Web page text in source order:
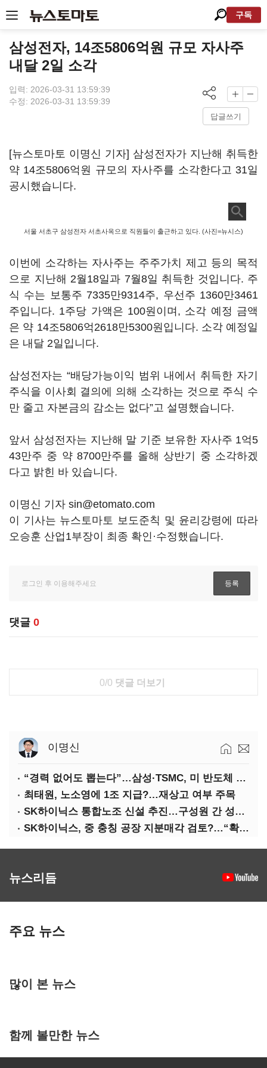
구독
삼성전자, 14조5806억원 규모 자사주
내달 2일 소각
입력: 2026-03-31 13:59:39
수정: 2026-03-31 13:59:39
답글쓰기
[뉴스토마토 이명신 기자] 삼성전자가 지난해 취득한
약 14조5806억원 규모의 자사주를 소각한다고 31일
공시했습니다.
서울 서초구 삼성전자 서초사옥으로 직원들이 출근하고 있다. (사진=뉴시스)
이번에 소각하는 자사주는 주주가치 제고 등의 목적
으로 지난해 2월18일과 7월8일 취득한 것입니다. 주
식 수는 보통주 7335만9314주, 우선주 1360만3461
주입니다. 1주당 가액은 100원이며, 소각 예정 금액
은 약 14조5806억2618만5300원입니다. 소각 예정일
은 내달 2일입니다.
삼성전자는 “배당가능이익 범위 내에서 취득한 자기
주식을 이사회 결의에 의해 소각하는 것으로 주식 수
만 줄고 자본금의 감소는 없다”고 설명했습니다.
앞서 삼성전자는 지난해 말 기준 보유한 자사주 1억5
43만주 중 약 8700만주를 올해 상반기 중 소각하겠
다고 밝힌 바 있습니다.
이명신 기자 sin@etomato.com
이 기사는 뉴스토마토 보도준칙 및 윤리강령에 따라
오승훈 산업1부장이 최종 확인·수정했습니다.
댓글 0
0/0 댓글 더보기
이명신
“경력 없어도 뽑는다”…삼성·TSMC, 미 반도체 인재 쟁탈전
최태원, 노소영에 1조 지급?…재상고 여부 주목
SK하이닉스 통합노조 신설 추진…구성원 간 성과급 불만 확산
SK하이닉스, 중 충칭 공장 지분매각 검토?…“확정된 바 없어”
뉴스리듬
주요 뉴스
많이 본 뉴스
함께 볼만한 뉴스